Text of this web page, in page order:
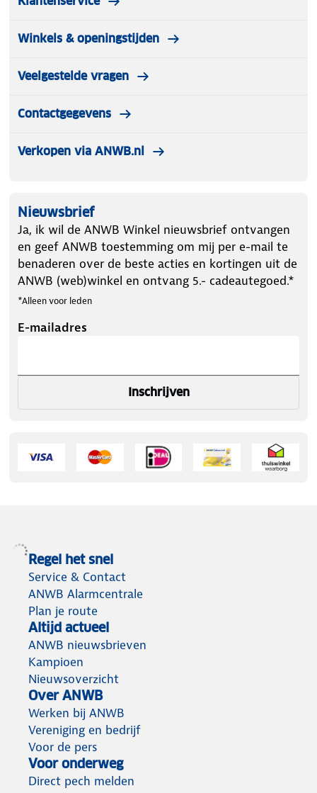
Winkels & openingstijden
Veelgestelde vragen
Contactgegevens
Verkopen via ANWB.nl
Nieuwsbrief
Ja, ik wil de ANWB Winkel nieuwsbrief ontvangen
en geef ANWB toestemming om mij per e-mail te
benaderen over de beste acties en kortingen uit de
ANWB (web)winkel en ontvang 5.- cadeautegoed.*
*Alleen voor leden
E-mailadres
Inschrijven
Regel het snel
Service & Contact
ANWB Alarmcentrale
Plan je route
Altijd actueel
ANWB nieuwsbrieven
Kampioen
Nieuwsoverzicht
Over ANWB
Werken bij ANWB
Vereniging en bedrijf
Voor de pers
Voor onderweg
Direct pech melden